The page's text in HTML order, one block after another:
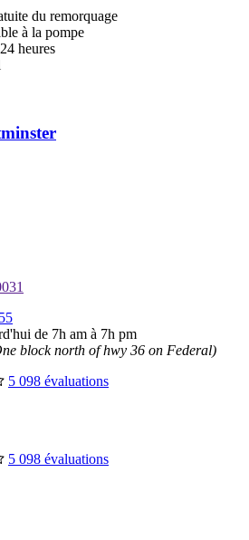
du remorquage
à la pompe
heures
de 7h am à 7h pm
block north of hwy 36 on Federal)
5 098 évaluations
5 098 évaluations